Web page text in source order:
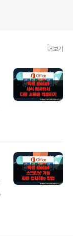
더보기